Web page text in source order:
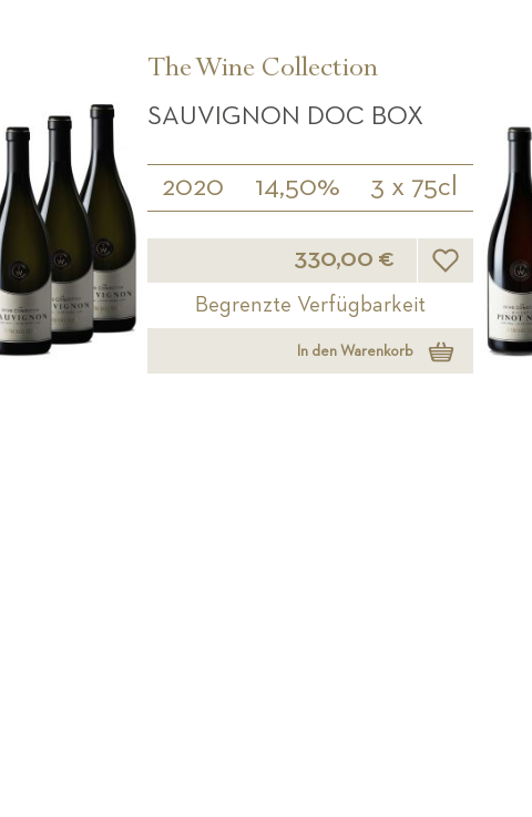
The Wine Collection
SAUVIGNON DOC BOX
2020 14,50% 3 x 75cl
330,00 € Wunschliste
Begrenzte Verfügbarkeit
In den Warenkorb